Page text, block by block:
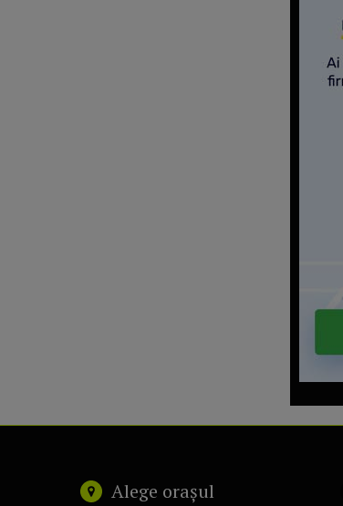
Alege orașul